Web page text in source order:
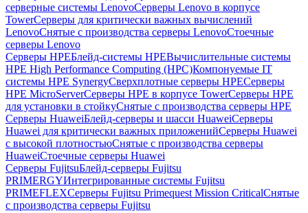
серверные системы LenovoСерверы Lenovo в корпусе
TowerСерверы для критически важных вычислений
LenovoСнятые с производства серверы LenovoСтоечные
серверы Lenovo
Серверы HPEБлейд-системы HPEВычислительные системы
HPE High Performance Computing (HPC)Компонуемые IT
системы HPE SynergyСверхплотные серверы HPEСерверы
HPE MicroServerСерверы HPE в корпусе TowerСерверы HPE
для установки в стойкуСнятые с производства серверы HPE
Серверы HuaweiБлейд-серверы и шасси HuaweiСерверы
Huawei для критически важных приложенийСерверы Huawei
с высокой плотностьюСнятые с производства серверы
HuaweiСтоечные серверы Huawei
Серверы FujitsuБлейд-серверы Fujitsu
PRIMERGYИнтегрированные системы Fujitsu
PRIMEFLEXСерверы Fujitsu Primequest Mission CriticalСнятые
с производства серверы Fujitsu